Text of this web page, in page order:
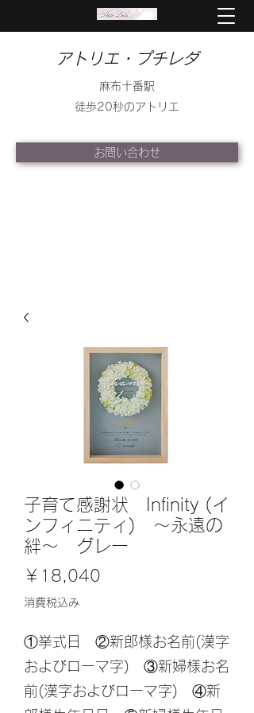
アトリエ・プチレダ
麻布十番駅
徒歩20秒のアトリエ
お問い合わせ
子育て感謝状 Infinity (イ
ンフィニティ) ～永遠の
絆～ グレー
￥18,040
消費税込み
①挙式日 ②新郎様お名前(漢字
およびローマ字) ③新婦様お名
前(漢字およびローマ字) ④新